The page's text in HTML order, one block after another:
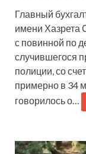
Главный
имени Хазрета
с повинной по
случившегося
полиции, со
примерно в 34
говорилось о…